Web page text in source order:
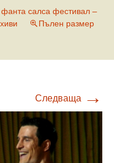
фанта салса фестивал –
Пълен размер
Следваща →